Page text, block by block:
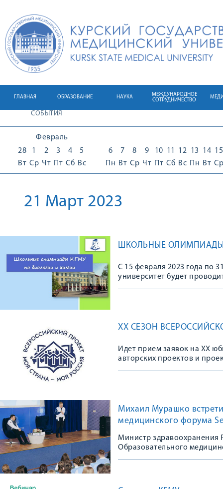
ГЛАВНАЯ ОБРАЗОВАНИЕ НАУКА
МЕЖДУНАРОДНОЕ
СОТРУДНИЧЕСТВО
СОБЫТИЯ
Февраль
28
Вт
1
Ср
2
Чт
3
Пт
4
Сб
5
Вс
6
Пн
7
Вт
8
Ср
9
Чт
10
Пт
11
Сб
12
Вс
13
Пн
14
Вт
15
Ср
21 Март 2023
ШКОЛЬНЫЕ
С 15 февраля 2023 года по
университет будет
XX СЕЗОН
Идет прием заявок на XX
авторских проектов и
Михаил Мурашко
медицинского форума
Министр здравоохранения
Образовательного